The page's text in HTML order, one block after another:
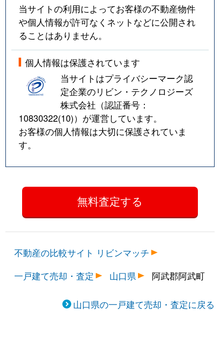
当サイトの利用によってお客様の不動産物件
や個人情報が許可なくネットなどに公開され
ることはありません。
個人情報は保護されています
当サイトはプライバシーマーク認
定企業のリビン・テクノロジーズ
株式会社（認証番号：
10830322(10)）が運営しています。
お客様の個人情報は大切に保護されていま
す。
不動産の比較サイト リビンマッチ
一戸建て売却・査定
山口県 阿武郡阿武町
山口県の一戸建て売却・査定に戻る